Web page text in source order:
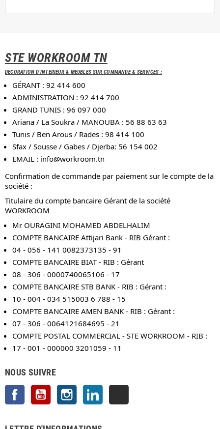
STE WORKROOM TN
DECORATION D'INTERIEUR & MEUBLES SUR COMMANDE & SERVICES :
GÉRANT : 92 414 600
ADMINISTRATION : 92 414 700
GRAND TUNIS : 96 097 000
Ariana / La Soukra / MANOUBA : 56 88 63 63
Tunis / Ben Arous / Rades : 98 414 100
Sfax / Sousse / Gabes / Djerba: 56 154 002
EMAIL : info@workroom.tn
Confirmation de commande par paiement sur le compte de la
société :
Titulaire du compte bancaire Gérant de la société
WORKROOM
Mr OURAGINI MOHAMED ABDELHALIM
COMPTE BANCAIRE Attijari Bank - RIB Gérant :
04 - 056 - 141 0082373135 - 91
COMPTE BANCAIRE BIAT - RIB : Gérant
08 - 306 - 0000740065106 - 17
COMPTE BANCAIRE STB BANK - RIB : Gérant :
10 - 004 - 034 515003 6 788 - 15
COMPTE BANCAIRE AMEN BANK - RIB : Gérant :
07 - 306 - 0064121684695 - 21
COMPTE POSTAL COMMERCIAL - STE WORKROOM - RIB :
17 - 001 - 000000 3201059 - 11
NOUS SUIVRE
Facebook YouTube Instagram